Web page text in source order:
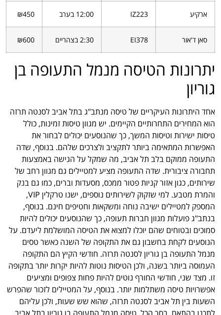
ארקיע IZ223 12:00 בערב ₪450
סאן ד'אור EI378 2:30 בצהריים ₪600
יתרונות הטיסה מנמל התעופה בן
גוריון
אחד היתרונות העיקריים של טיסה מנתב"ג בתל אביב לסנטה תרזה
הוא המחירים התחרותיים הקיימים. יש מגוון טיסות זמינות, כולל
טיסות ישירות וטיסות המשך, כך שהנוסעים יכולים לבחור את
האפשרות המתאימה ביותר לתקציב ולצרכים שלהם. בנוסף, שדה
התעופה ממוקם בלב תל אביב, מה שמקל על הגישה באמצעות
תחבורה ציבורית. שדה התעופה מציע למטיילים גם מגוון רחב של
שירותים, כגון אזור קניות פטור ממכס, מסעדות וברים, כמו גם בנק
והמרת מטבע. למי שזקוק לשירותים נוספים, ישנו טרקלין VIP,
המספק למטיילים ישיבה נוחה ומשקאות וחטיפים חינם. בנוסף,
בנתב"ג פועלות מגוון חברות תעופה, כך שהנוסעים יכולים להיות
סמוכים ובטוחים שהם יוכלו למצוא את הטיסה המושלמת ליעדם. על
הנוסעים לקחת בחשבון גם את התקופה של השנה כאשר טסים
מנמל התעופה בן גוריון לסנטה תרזה. חודשי הקיץ הם התקופה
העמוסה ביותר בשנה, ולכן הטיסות נוטות להיות יקרות יותר בתקופה
זו. מצד שני, חודשי החורף נוטים להיות פחות צפופים ומציעים
אפשרויות טיסה משתלמות יותר. בנוסף, על המטיילים לזכור שהפרש
השעות בין תל אביב לסנטה תרזה, שהוא שש שעות, ולכן עליהם